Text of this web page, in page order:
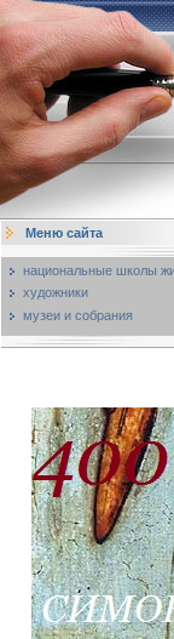
Меню сайта
национальные школы
художники
музеи и собрания